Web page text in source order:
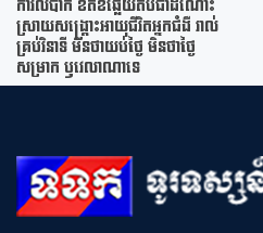
ការលំបាក ខិតខំឆ្លើយតបជាដំណោះ
ស្រាយសង្គ្រោះអាយុជីវិតអ្នកជំងឺ រាល់
គ្រប់វិនាទី មិនថាយប់ថ្ងៃ មិនថាថ្ងៃ
សម្រាក ឫវេលាណាទេ